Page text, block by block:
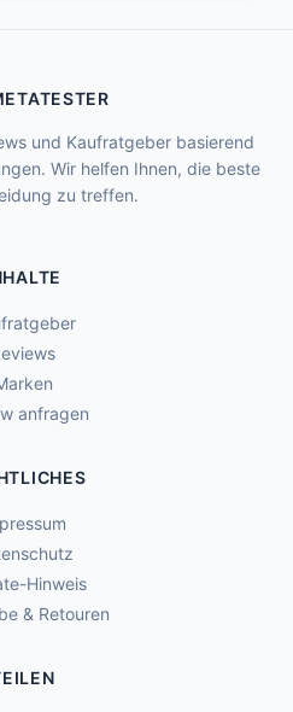
und Kaufratgeber basierend
Wir helfen Ihnen, die beste
zu treffen.
anfragen
Hinweis
& Retouren